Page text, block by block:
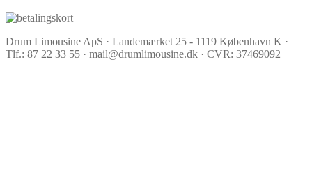
Drum Limousine ApS · Landemærket 25 - 1119 København K ·
Tlf.: 87 22 33 55 · mail@drumlimousine.dk · CVR: 37469092